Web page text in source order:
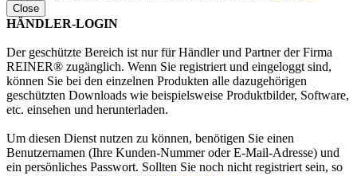
Close
HÄNDLER-LOGIN
Der geschützte Bereich ist nur für Händler und Partner der Firma
REINER® zugänglich. Wenn Sie registriert und eingeloggt sind,
können Sie bei den einzelnen Produkten alle dazugehörigen
geschützten Downloads wie beispielsweise Produktbilder, Software,
etc. einsehen und herunterladen.
Um diesen Dienst nutzen zu können, benötigen Sie einen
Benutzernamen (Ihre Kunden-Nummer oder E-Mail-Adresse) und
ein persönliches Passwort. Sollten Sie noch nicht registriert sein, so